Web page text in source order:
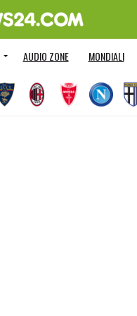
AUDIO ZONE MONDIALI